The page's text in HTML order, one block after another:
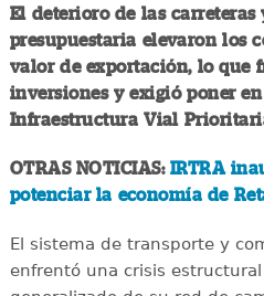
El deterioro de las
presupuestaria elevaron los
valor de exportación, lo que
inversiones y exigió poner
Infraestructura Vial
OTRAS NOTICIAS:IRTRA
potenciar la economía de
El sistema de transporte y
enfrentó una crisis